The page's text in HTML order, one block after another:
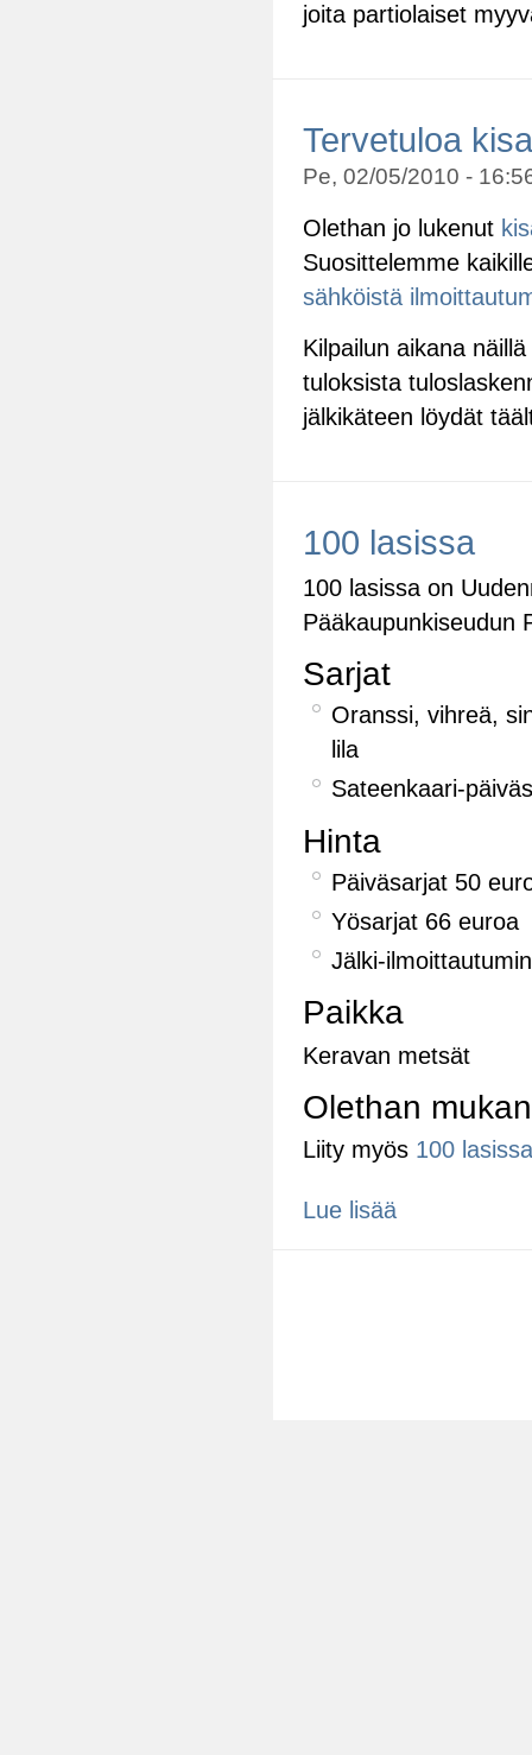
joita partiolaiset
Tervetuloa
Pe, 02/05/2010 -
Olethan jo lukenut
Suosittelemme
sähköistä
Kilpailun aikana
tuloksista
jälkikäteen löydät
100 lasissa
100 lasissa on
Pääkaupunkiseudun
Sarjat
Oranssi, vihreä,
lila
Sateenkaari-
Hinta
Päiväsarjat 50
Yösarjat 66 euroa
Jälki-
Paikka
Keravan metsät
Olethan
Liity myös 100
Lue lisää